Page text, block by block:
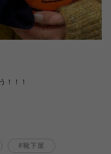
！！！
靴下屋